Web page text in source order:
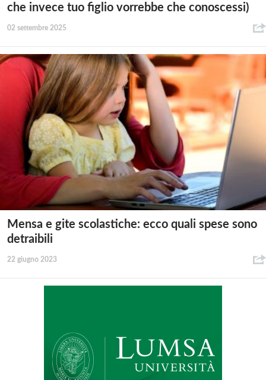
che invece tuo figlio vorrebbe che conoscessi)
02 settembre 2025
Mensa e gite scolastiche: ecco quali spese sono
detraibili
22 giugno 2023